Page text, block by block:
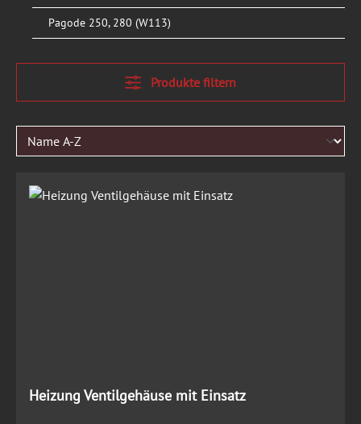
Pagode 250, 280 (W113)
Produkte filtern
Heizung Ventilgehäuse mit Einsatz